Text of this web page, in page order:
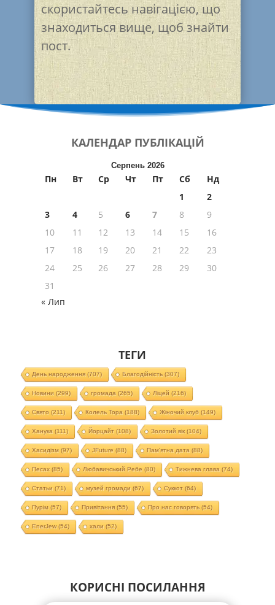
скористайтесь навігацією, що
знаходиться вище, щоб знайти
пост.
КАЛЕНДАР ПУБЛІКАЦІЙ
Серпень 2026
Пн Вт Ср Чт Пт Сб
Нд
1
2
3
4 5 6 7 8
9
10
11 12 13 14 15
16
17
18 19 20 21 22
23
24
25 26 27 28 29
30
31
« Лип
ТЕГИ
День народження(707) Благодійність (307)
Новини (299) громада (265) Ліцей (216)
Свято (211) Колель Тора (188) Жіночий клуб (149)
Ханука (111) Йорцайт (108) Золотий вік(104)
Хасидізм (97) JFuture (88) Пам'ятна дата (88)
Песах(85) Любавичський Ребе (80) Тижнева глава (74)
Статьи (71) музей громади (67) Суккот (64)
Пурім (57) Привітання(55) Про нас говорять (54)
EnerJew(54) хали (52)
КОРИСНІ ПОСИЛАННЯ